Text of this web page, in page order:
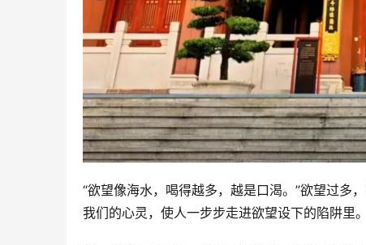
“欲望像海水，喝得越多，越是口渴。”欲望过多
我们的心灵，使人一步步走进欲望设下的陷阱里。